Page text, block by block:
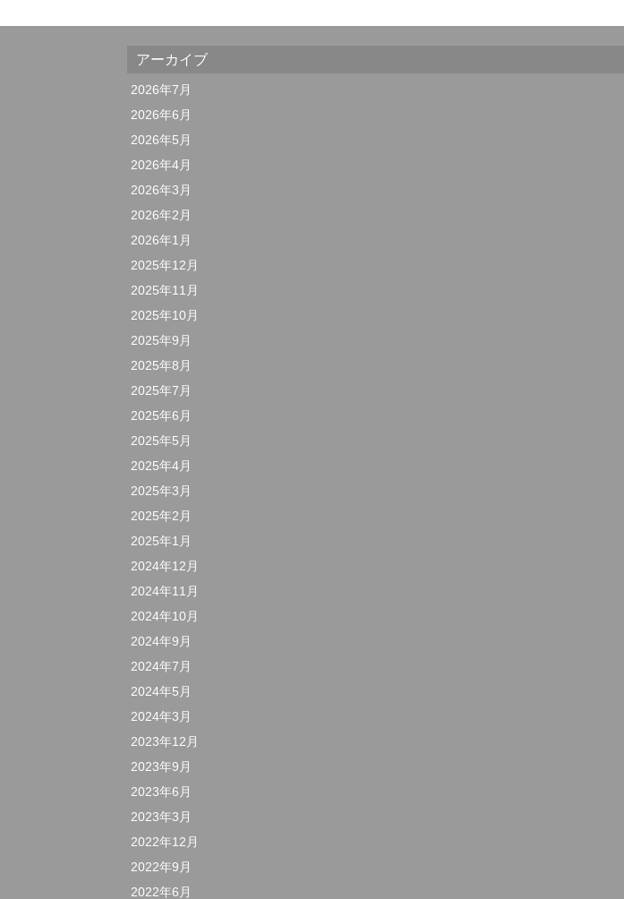
アーカイブ
2026年7月
2026年6月
2026年5月
2026年4月
2026年3月
2026年2月
2026年1月
2025年12月
2025年11月
2025年10月
2025年9月
2025年8月
2025年7月
2025年6月
2025年5月
2025年4月
2025年3月
2025年2月
2025年1月
2024年12月
2024年11月
2024年10月
2024年9月
2024年7月
2024年5月
2024年3月
2023年12月
2023年9月
2023年6月
2023年3月
2022年12月
2022年9月
2022年6月